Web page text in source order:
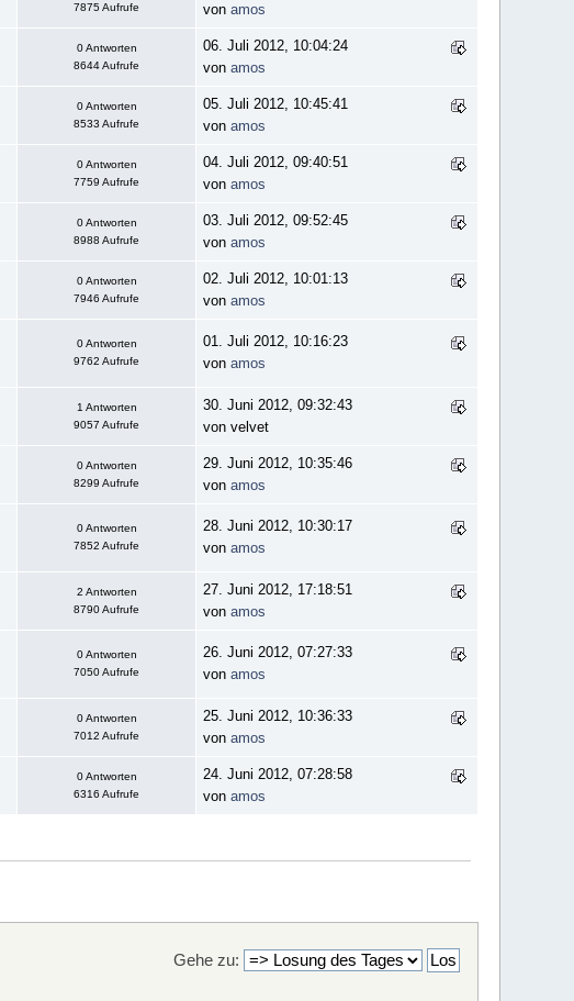
7875 Aufrufe
vonamos
0 Antworten
8644 Aufrufe
06. Juli 2012, 10:04:24
vonamos
0 Antworten
8533 Aufrufe
05. Juli 2012, 10:45:41
vonamos
0 Antworten
7759 Aufrufe
04. Juli 2012, 09:40:51
vonamos
0 Antworten
8988 Aufrufe
03. Juli 2012, 09:52:45
vonamos
0 Antworten
7946 Aufrufe
02. Juli 2012, 10:01:13
vonamos
0 Antworten
9762 Aufrufe
01. Juli 2012, 10:16:23
vonamos
1 Antworten
9057 Aufrufe
30. Juni 2012, 09:32:43
von velvet
0 Antworten
8299 Aufrufe
29. Juni 2012, 10:35:46
vonamos
0 Antworten
7852 Aufrufe
28. Juni 2012, 10:30:17
vonamos
2 Antworten
8790 Aufrufe
27. Juni 2012, 17:18:51
vonamos
0 Antworten
7050 Aufrufe
26. Juni 2012, 07:27:33
vonamos
0 Antworten
7012 Aufrufe
25. Juni 2012, 10:36:33
vonamos
0 Antworten
6316 Aufrufe
24. Juni 2012, 07:28:58
vonamos
Gehe zu: